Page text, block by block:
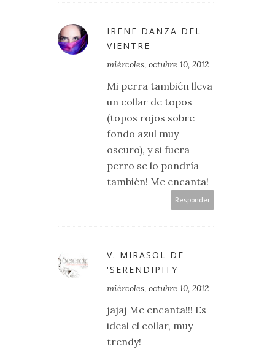
IRENE DANZA DEL
VIENTRE
miércoles, octubre 10, 2012
Mi perra también lleva
un collar de topos
(topos rojos sobre
fondo azul muy
oscuro), y si fuera
perro se lo pondría
también! Me encanta!
Responder
V. MIRASOL DE
'SERENDIPITY'
miércoles, octubre 10, 2012
jajaj Me encanta!!! Es
ideal el collar, muy
trendy!